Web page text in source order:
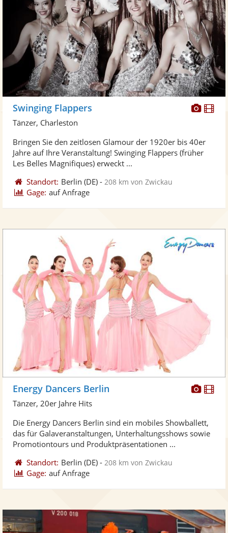
Fotos
Swinging Flappers
Tänzer, Charleston
Bringen Sie den zeitlosen Glamour der 1920er bis 40er
Jahre auf Ihre Veranstaltung! Swinging Flappers (früher
Les Belles Magnifiques) erweckt ...
Standort: Berlin (DE) - 208 km von Zwickau
Gage: auf Anfrage
Fotos
Energy Dancers Berlin
Tänzer, 20er Jahre Hits
Die Energy Dancers Berlin sind ein mobiles Showballett,
das für Galaveranstaltungen, Unterhaltungsshows sowie
Promotiontours und Produktpräsentationen ...
Standort: Berlin (DE) - 208 km von Zwickau
Gage: auf Anfrage